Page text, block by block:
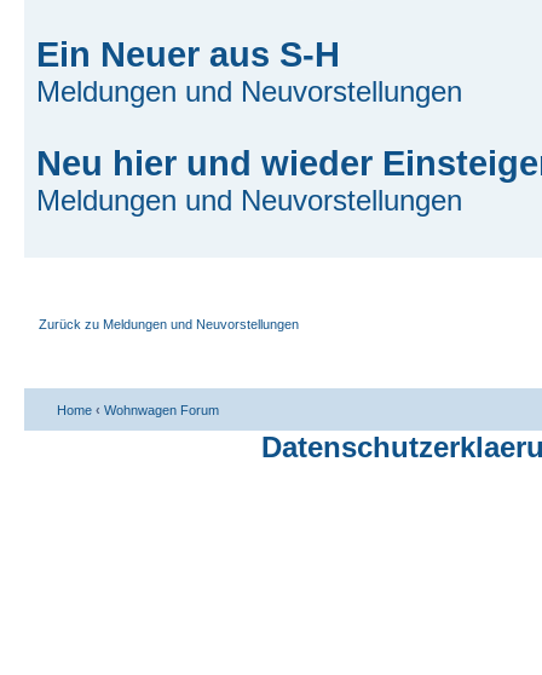
Ein Neuer aus S-H
Meldungen und Neuvorstellungen
Neu hier und wieder
Meldungen und Neuvorstellungen
Zurück zu Meldungen und Neuvorstellungen
Home ‹ Wohnwagen Forum